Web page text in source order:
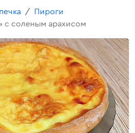
Пироги
с соленым арахисом